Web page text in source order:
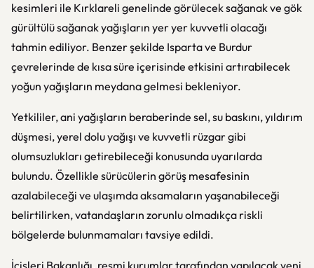
kesimleri ile Kırklareli genelinde görülecek sağanak ve gök
gürültülü sağanak yağışların yer yer kuvvetli olacağı
tahmin ediliyor. Benzer şekilde Isparta ve Burdur
çevrelerinde de kısa süre içerisinde etkisini artırabilecek
yoğun yağışların meydana gelmesi bekleniyor.
Yetkililer, ani yağışların beraberinde sel, su baskını, yıldırım
düşmesi, yerel dolu yağışı ve kuvvetli rüzgar gibi
olumsuzlukları getirebileceği konusunda uyarılarda
bulundu. Özellikle sürücülerin görüş mesafesinin
azalabileceği ve ulaşımda aksamaların yaşanabileceği
belirtilirken, vatandaşların zorunlu olmadıkça riskli
bölgelerde bulunmamaları tavsiye edildi.
İçişleri Bakanlığı, resmi kurumlar tarafından yapılacak yeni